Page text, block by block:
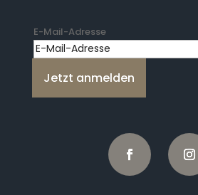
E-Mail-Adresse
Jetzt anmelden